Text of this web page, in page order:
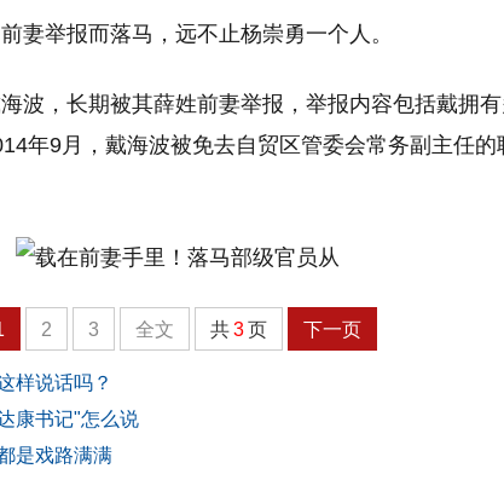
妻举报而落马，远不止杨崇勇一个人。
波，长期被其薛姓前妻举报，举报内容包括戴拥有
年9月，戴海波被免去自贸区管委会常务副主任的
2 3 全文 共3页 下一页
样说话吗？
康书记"怎么说
是戏路满满